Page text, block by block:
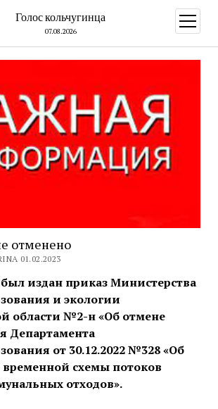
Голос кольчугинца
07.08.2026
меню
отменено
01.02.2023
был издан приказ Министерства
и экологии
области №2-н «Об отмене
Департамента
от 30.12.2022 №328 «Об
схемы потоков
отходов».